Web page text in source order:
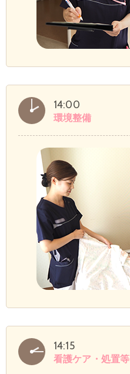
14:00
環境整備
14:15
看護ケア・処置等